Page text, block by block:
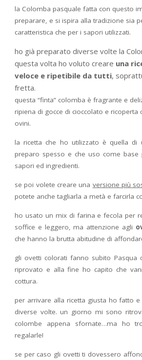
la Colomba pasquale fatta con questo
preparare, e si ispira alla tradizione sia
caratteristica che per i sapori utilizzati.
ho già preparato diverse volte la
questa volta ho voluto creare una
veloce e ripetibile da tutti,
fretta.
questa “finta” colomba è fragrante e
ripiena di gocce di cioccolato e ricoperta
ovini.
la ricetta che ho utilizzato è quella di
preparo spesso e che uso come base
sapori ed ingredienti.
se poi volete creare una versione più
potete anche tagliarla a metà e farcirla
ho usato un mix di farina e fecola per
soffice e leggero, ma attenzione agli
che hanno la brutta abitudine di
gli ovetti colorati fanno subito Pasqua
riprovato e alla fine ho capito che
cottura.
per arrivare alla ricetta giusta ho fatto
diverse volte. un giorno mi sono
colombe appena sfornate…ma ho
regalarle!
se per caso gli ovetti ti dovessero